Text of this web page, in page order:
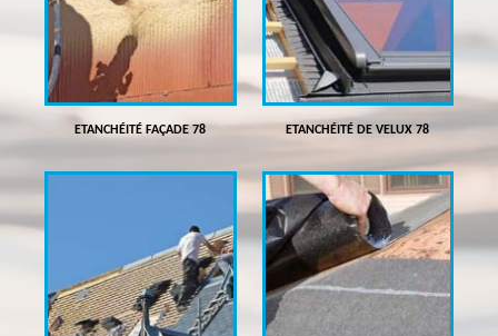
ETANCHÉITÉ FAÇADE 78 ETANCHÉITÉ DE VELUX 78